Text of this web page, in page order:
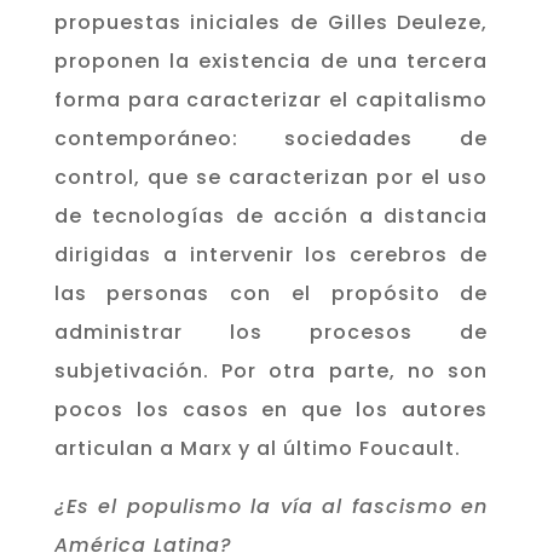
propuestas iniciales de Gilles Deuleze,
proponen la existencia de una tercera
forma para caracterizar el capitalismo
contemporáneo: sociedades de
control, que se caracterizan por el uso
de tecnologías de acción a distancia
dirigidas a intervenir los cerebros de
las personas con el propósito de
administrar los procesos de
subjetivación. Por otra parte, no son
pocos los casos en que los autores
articulan a Marx y al último Foucault.
¿Es el populismo la vía al fascismo en
América Latina?